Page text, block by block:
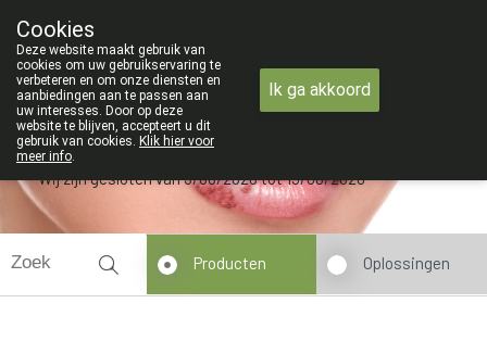
09 228 32 36
Wij zijn gesloten van 3/08/2026 tot 19/08/2026
Producten Oplossingen
Cookies
Deze website maakt gebruik van
cookies om uw gebruikservaring te
verbeteren en om onze diensten en
aanbiedingen aan te passen aan
uw interesses. Door op deze
website te blijven, accepteert u dit
gebruik van cookies. Klik hier voor
meer info.
Ik ga akkoord